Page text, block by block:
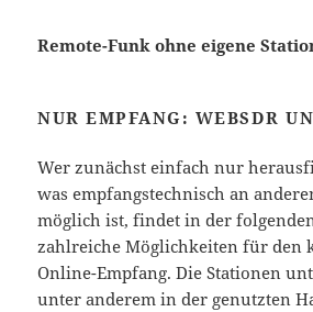
Remote-Funk ohne eigene
NUR EMPFANG: WEBSDR
Wer zunächst einfach nur
was empfangstechnisch an
möglich ist, findet in der
zahlreiche Möglichkeiten für den
Online-Empfang. Die Stationen
unter anderem in der genutzten